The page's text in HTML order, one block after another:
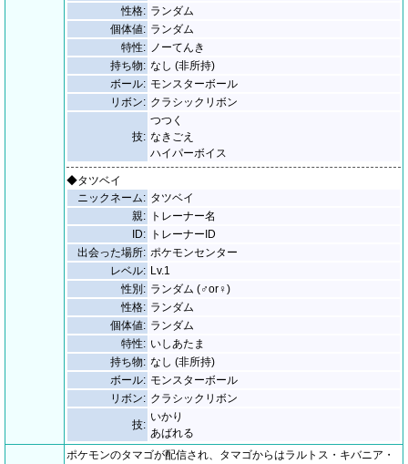
性格: ランダム
個体値: ランダム
特性: ノーてんき
持ち物: なし (非所持)
ボール: モンスターボール
リボン: クラシックリボン
技:
つつく
なきごえ
ハイパーボイス
◆タツベイ
ニックネーム: タツベイ
親:
トレーナー名
ID:
トレーナーID
出会った場所: ポケモンセンター
レベル: Lv.1
性別: ランダム (♂or♀)
性格: ランダム
個体値: ランダム
特性: いしあたま
持ち物: なし (非所持)
ボール: モンスターボール
リボン: クラシックリボン
技:
いかり
あばれる
ポケモンのタマゴが配信され、タマゴからはラルトス・キバニア・